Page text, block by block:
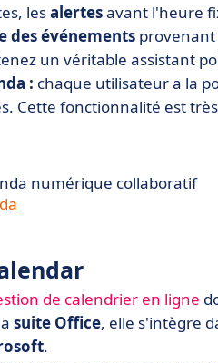
lesalertesavant l'heure
des événements provenant
un véritable assistant
: chaque utilisateur a la
Cette fonctionnalité est
numérique collaboratif
de calendrier en ligne
suite Office, elle s'intègre
.